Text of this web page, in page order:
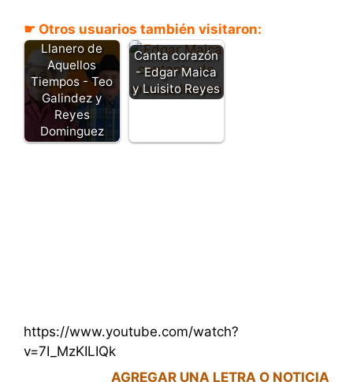
☛ Otros usuarios también visitaron:
Llanero de
Aquellos
Tiempos - Teo
Galindez y
Reyes
Dominguez
Canta corazón
- Edgar Maica
y Luisito Reyes
https://www.youtube.com/watch?
v=7I_MzKILIQk
AGREGAR UNA LETRA O NOTICIA